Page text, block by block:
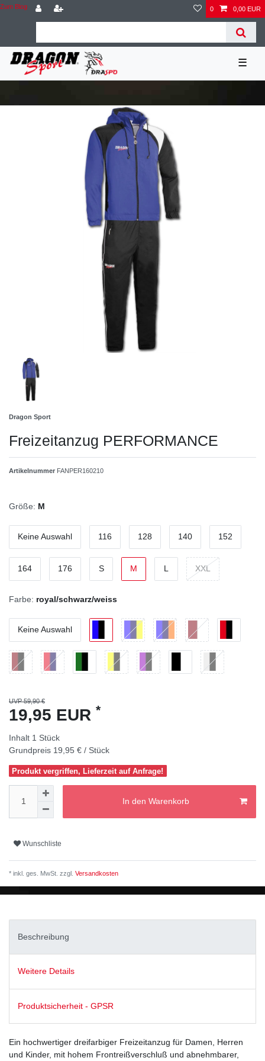
Zum Blog 0 0,00 EUR
☰
Dragon Sport
Freizeitanzug PERFORMANCE
Artikelnummer FANPER160210
Größe: M
Keine Auswahl 116 128 140 152
164 176 S M L XXL
Farbe: royal/schwarz/weiss
Keine Auswahl
UVP 59,90 €
19,95 EUR *
Inhalt 1 Stück
Grundpreis 19,95 € / Stück
Produkt vergriffen, Lieferzeit auf Anfrage!
In den Warenkorb
Wunschliste
* inkl. ges. MwSt. zzgl. Versandkosten
Beschreibung
Weitere Details
Produktsicherheit - GPSR
Ein hochwertiger dreifarbiger Freizeitanzug für Damen, Herren
und Kinder, mit hohem Frontreißverschluß und abnehmbarer,